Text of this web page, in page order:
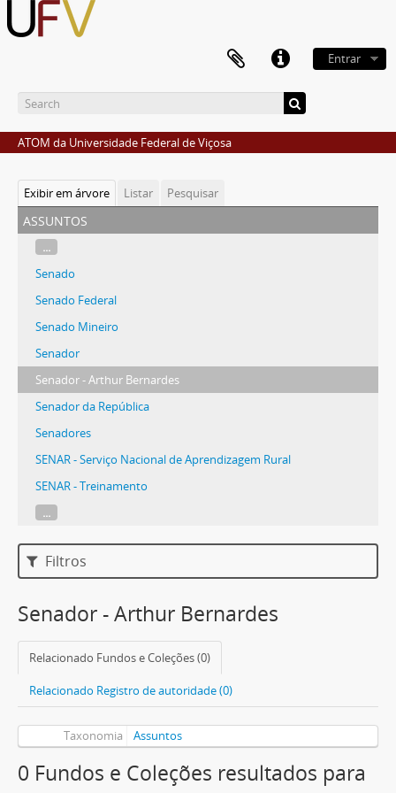
Entrar
ATOM da Universidade Federal de Viçosa
Exibir em árvore Listar Pesquisar
assuntos
...
Senado
Senado Federal
Senado Mineiro
Senador
Senador - Arthur Bernardes
Senador da República
Senadores
SENAR - Serviço Nacional de Aprendizagem Rural
SENAR - Treinamento
...
Filtros
Senador - Arthur Bernardes
Relacionado Fundos e Coleções (0)
Relacionado Registro de autoridade (0)
Taxonomia Assuntos
0 Fundos e Coleções resultados para